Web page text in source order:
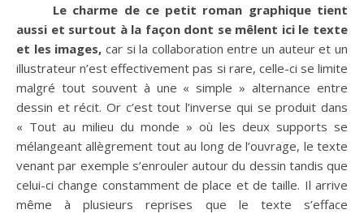
Le charme de ce petit roman graphique tient
aussi et surtout à la façon dont se mêlent ici le texte
et les images, car si la collaboration entre un auteur et un
illustrateur n’est effectivement pas si rare, celle-ci se limite
malgré tout souvent à une « simple » alternance entre
dessin et récit. Or c’est tout l’inverse qui se produit dans
« Tout au milieu du monde » où les deux supports se
mélangeant allègrement tout au long de l’ouvrage, le texte
venant par exemple s’enrouler autour du dessin tandis que
celui-ci change constamment de place et de taille. Il arrive
même à plusieurs reprises que le texte s’efface